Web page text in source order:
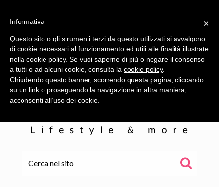
×
Informativa
Questo sito o gli strumenti terzi da questo utilizzati si avvalgono
di cookie necessari al funzionamento ed utili alle finalità illustrate
nella cookie policy. Se vuoi saperne di più o negare il consenso
a tutti o ad alcuni cookie, consulta la cookie policy.
Chiudendo questo banner, scorrendo questa pagina, cliccando
su un link o proseguendo la navigazione in altra maniera,
acconsenti all’uso dei cookie.